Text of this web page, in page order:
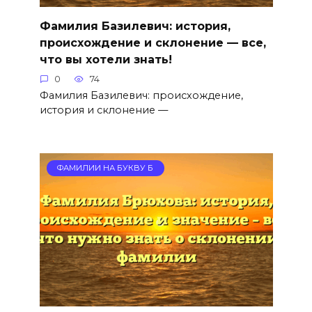
Фамилия Базилевич: история,
происхождение и склонение — все,
что вы хотели знать!
0 74
Фамилия Базилевич: происхождение,
история и склонение —
ФАМИЛИИ НА БУКВУ Б